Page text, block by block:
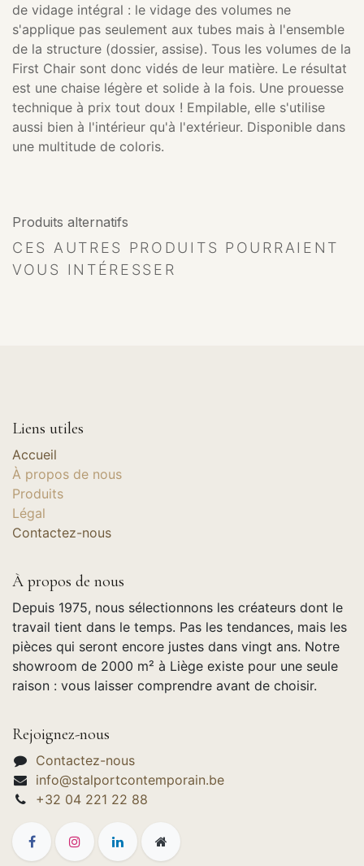
de vidage intégral : le vidage des volumes ne
s'applique pas seulement aux tubes mais à l'ensemble
de la structure (dossier, assise). Tous les volumes de la
First Chair sont donc vidés de leur matière. Le résultat
est une chaise légère et solide à la fois. Une prouesse
technique à prix tout doux ! Empilable, elle s'utilise
aussi bien à l'intérieur qu'à l'extérieur. Disponible dans
une multitude de coloris.
Produits alternatifs
CES AUTRES PRODUITS POURRAIENT
VOUS INTÉRESSER
Liens utiles
Accueil
À propos de nous
Produits
Légal
Contactez-nous
À propos de nous
Depuis 1975, nous sélectionnons les créateurs dont le
travail tient dans le temps. Pas les tendances, mais les
pièces qui seront encore justes dans vingt ans. Notre
showroom de 2000 m² à Liège existe pour une seule
raison : vous laisser comprendre avant de choisir.
Rejoignez-nous
Contactez-nous
info@stalportcontemporain.be
+32 04 221 22 88